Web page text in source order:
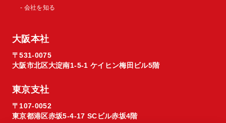
- 会社を知る
大阪本社
〒531-0075
大阪市北区大淀南1-5-1 ケイヒン梅田ビル5階
東京支社
〒107-0052
東京都港区赤坂5-4-17 SCビル赤坂4階